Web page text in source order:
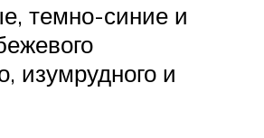
темно-синие и
изумрудного и